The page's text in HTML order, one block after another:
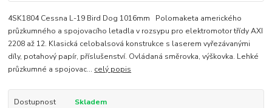
4SK1804 Cessna L-19 Bird Dog 1016mm Polomaketa amerického
průzkumného a spojovacího letadla v rozsypu pro elektromotor třídy AXI
2208 až 12. Klasická celobalsová konstrukce s laserem vyřezávanými
díly, potahový papír, příslušenství. Ovládaná směrovka, výškovka. Lehké
průzkumné a spojovac... celý popis
Dostupnost
Skladem